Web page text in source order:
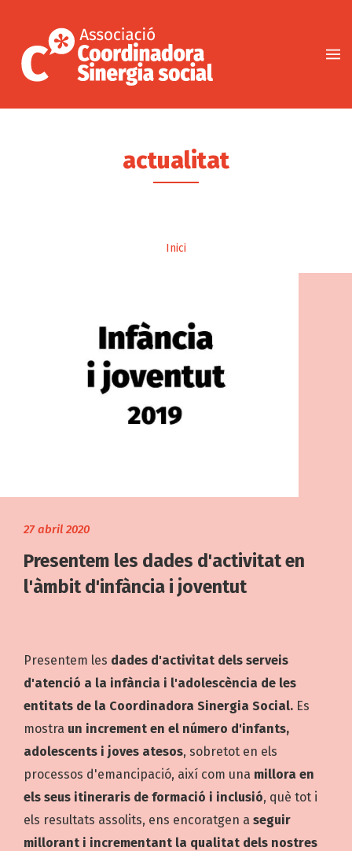
contingut
actualitat
Inici
27 abril 2020
Presentem les dades d'activitat en
l'àmbit d'infància i joventut
Presentem les dades d'activitat dels serveis
d'atenció a la infància i l'adolescència de les
entitats de la Coordinadora Sinergia Social. Es
mostra un increment en el número d'infants,
adolescents i joves atesos, sobretot en els
processos d'emancipació, així com una millora en
els seus itineraris de formació i inclusió, què tot i
els resultats assolits, ens encoratgen a seguir
millorant i incrementant la qualitat dels nostres